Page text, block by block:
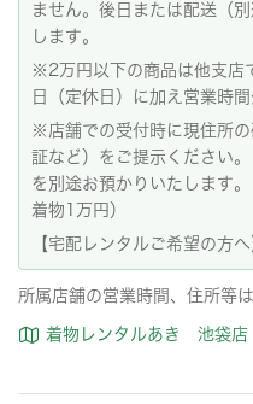
ません。後日または配送（
します。
※2万円以下の商品は他支店
日（定休日）に加え営業時
※店舗での受付時に現住所
証など）をご提示ください
を別途お預かりいたします
着物1万円）
【宅配レンタルご希望の方へ
所属店舗の営業時間、住所等
着物レンタルあき 池袋店